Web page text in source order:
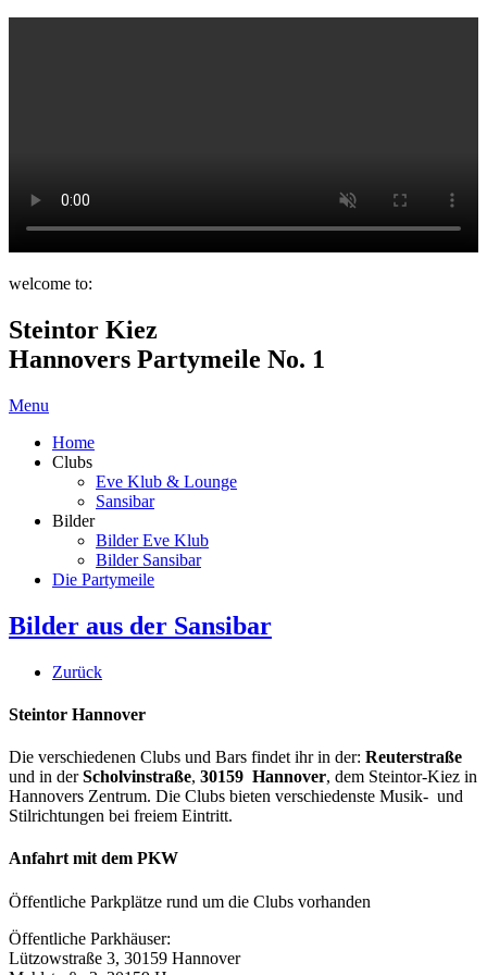
welcome to:
Steintor Kiez
Hannovers Partymeile No. 1
Menu
Home
Clubs
Eve Klub & Lounge
Sansibar
Bilder
Bilder Eve Klub
Bilder Sansibar
Die Partymeile
Bilder aus der Sansibar
Zurück
Steintor Hannover
Die verschiedenen Clubs und Bars findet ihr in der: Reuterstraße
und in derScholvinstraße, 30159 Hannover, dem Steintor-Kiez in
Hannovers Zentrum. Die Clubs bieten verschiedenste Musik- und
Stilrichtungen bei freiem Eintritt.
Anfahrt mit dem PKW
Öffentliche Parkplätze rund um die Clubs vorhanden
Öffentliche Parkhäuser:
Lützowstraße 3, 30159 Hannover